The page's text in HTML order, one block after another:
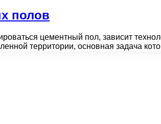
полов
цементный пол, зависит
территории, основная задача